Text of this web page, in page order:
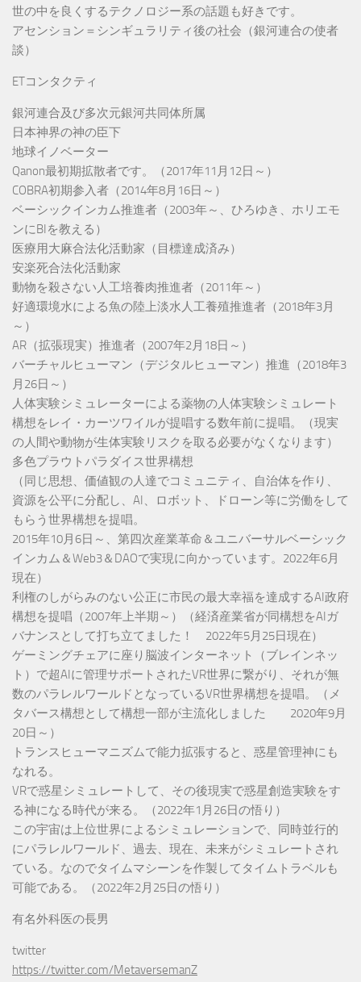
世の中を良くするテクノロジー系の話題も好きです。
アセンション＝シンギュラリティ後の社会（銀河連合の使者
談）
ETコンタクティ
銀河連合及び多次元銀河共同体所属
日本神界の神の臣下
地球イノベーター
Qanon最初期拡散者です。（2017年11月12日～）
COBRA初期参入者（2014年8月16日～）
ベーシックインカム推進者（2003年～、ひろゆき、ホリエモ
ンにBIを教える）
医療用大麻合法化活動家（目標達成済み）
安楽死合法化活動家
動物を殺さない人工培養肉推進者（2011年～）
好適環境水による魚の陸上淡水人工養殖推進者（2018年3月
～）
AR（拡張現実）推進者（2007年2月18日～）
バーチャルヒューマン（デジタルヒューマン）推進（2018年3
月26日～）
人体実験シミュレーターによる薬物の人体実験シミュレート
構想をレイ・カーツワイルが提唱する数年前に提唱。（現実
の人間や動物が生体実験リスクを取る必要がなくなります）
多色プラウトパラダイス世界構想
（同じ思想、価値観の人達でコミュニティ、自治体を作り、
資源を公平に分配し、AI、ロボット、ドローン等に労働をして
もらう世界構想を提唱。
2015年10月6日～、第四次産業革命＆ユニバーサルベーシック
インカム＆Web3＆DAOで実現に向かっています。2022年6月
現在）
利権のしがらみのない公正に市民の最大幸福を達成するAI政府
構想を提唱（2007年上半期～）（経済産業省が同構想をAIガ
バナンスとして打ち立てました！ 2022年5月25日現在）
ゲーミングチェアに座り脳波インターネット（ブレインネッ
ト）で超AIに管理サポートされたVR世界に繋がり、それが無
数のパラレルワールドとなっているVR世界構想を提唱。（メ
タバース構想として構想一部が主流化しました 2020年9月
20日～）
トランスヒューマニズムで能力拡張すると、惑星管理神にも
なれる。
VRで惑星シミュレートして、その後現実で惑星創造実験をす
る神になる時代が来る。（2022年1月26日の悟り）
この宇宙は上位世界によるシミュレーションで、同時並行的
にパラレルワールド、過去、現在、未来がシミュレートされ
ている。なのでタイムマシーンを作製してタイムトラベルも
可能である。（2022年2月25日の悟り）
有名外科医の長男
twitter
https://twitter.com/MetaversemanZ